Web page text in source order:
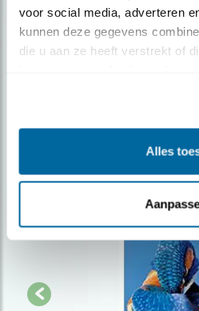
voor social media, adverteren
kunnen deze gegevens
die u aan ze heeft verstrekt of
Alles
Meld je aan en ontvang nieuws,
over vogels en activiteiten van
AANMELDEN VOGELNIEUWS